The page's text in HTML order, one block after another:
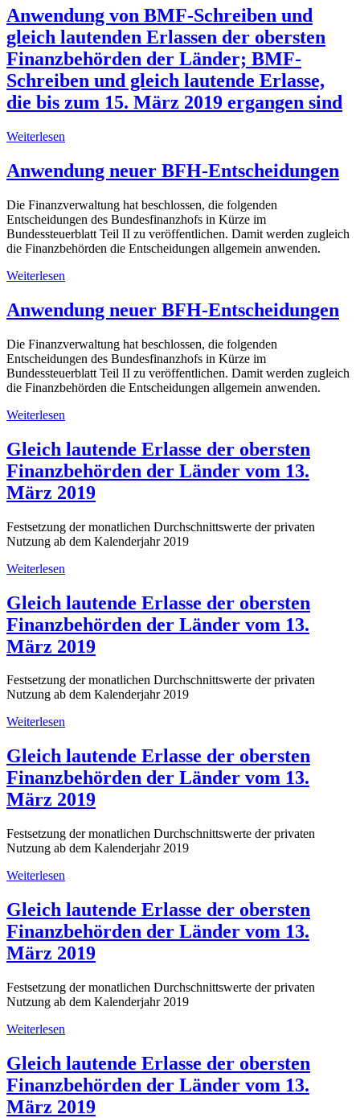
Anwendung von BMF-Schreiben und
gleich lautenden Erlassen der obersten
Finanzbehörden der Länder; BMF-
Schreiben und gleich lautende Erlasse,
die bis zum 15. März 2019 ergangen sind
Weiterlesen
Anwendung neuer BFH-Entscheidungen
Die Finanzverwaltung hat beschlossen, die folgenden
Entscheidungen des Bundesfinanzhofs in Kürze im
Bundessteuerblatt Teil II zu veröffentlichen. Damit werden zugleich
die Finanzbehörden die Entscheidungen allgemein anwenden.
Weiterlesen
Anwendung neuer BFH-Entscheidungen
Die Finanzverwaltung hat beschlossen, die folgenden
Entscheidungen des Bundesfinanzhofs in Kürze im
Bundessteuerblatt Teil II zu veröffentlichen. Damit werden zugleich
die Finanzbehörden die Entscheidungen allgemein anwenden.
Weiterlesen
Gleich lautende Erlasse der obersten
Finanzbehörden der Länder vom 13.
März 2019
Festsetzung der monatlichen Durchschnittswerte der privaten
Nutzung ab dem Kalenderjahr 2019
Weiterlesen
Gleich lautende Erlasse der obersten
Finanzbehörden der Länder vom 13.
März 2019
Festsetzung der monatlichen Durchschnittswerte der privaten
Nutzung ab dem Kalenderjahr 2019
Weiterlesen
Gleich lautende Erlasse der obersten
Finanzbehörden der Länder vom 13.
März 2019
Festsetzung der monatlichen Durchschnittswerte der privaten
Nutzung ab dem Kalenderjahr 2019
Weiterlesen
Gleich lautende Erlasse der obersten
Finanzbehörden der Länder vom 13.
März 2019
Festsetzung der monatlichen Durchschnittswerte der privaten
Nutzung ab dem Kalenderjahr 2019
Weiterlesen
Gleich lautende Erlasse der obersten
Finanzbehörden der Länder vom 13.
März 2019